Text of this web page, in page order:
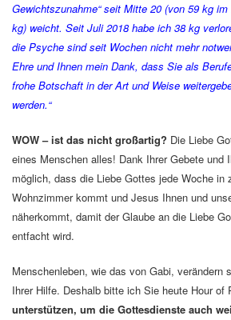
Gewichtszunahme“ seit Mitte 20 (von 59 kg
kg) weicht. Seit Juli 2018 habe ich 38 kg
die Psyche sind seit Wochen nicht mehr
Ehre und Ihnen mein Dank, dass Sie als
frohe Botschaft in der Art und Weise
werden.“
WOW – ist das nicht großartig? Die Liebe
eines Menschen alles! Dank Ihrer Gebete und
möglich, dass die Liebe Gottes jede Woche in
Wohnzimmer kommt und Jesus Ihnen und
näherkommt, damit der Glaube an die Liebe
entfacht wird.
Menschenleben, wie das von Gabi, verändern
Ihrer Hilfe. Deshalb bitte ich Sie heute Hour of
unterstützen, um die Gottesdienste auch